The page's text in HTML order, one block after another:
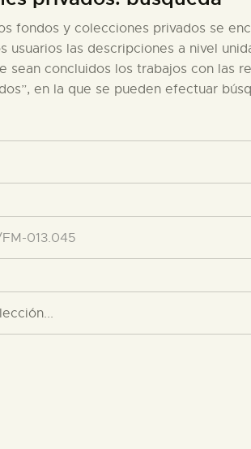
ACTIVIDADES
█
fondos y colecciones privados se
usuarios las descripciones a nivel
sean concluidos los trabajos con las
en la que se pueden efectuar